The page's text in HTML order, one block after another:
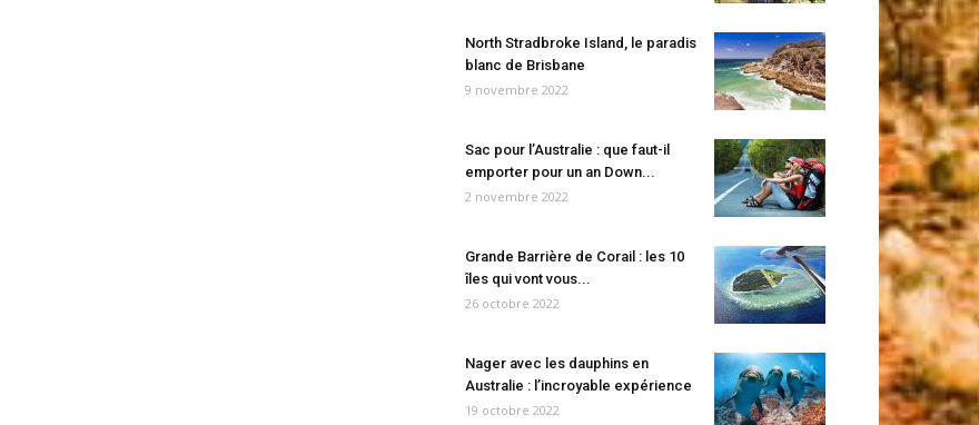
North Stradbroke Island, le paradis
blanc de Brisbane
9 novembre 2022
Sac pour l’Australie : que faut-il
emporter pour un an Down...
2 novembre 2022
Grande Barrière de Corail : les 10
îles qui vont vous...
26 octobre 2022
Nager avec les dauphins en
Australie : l’incroyable expérience
19 octobre 2022